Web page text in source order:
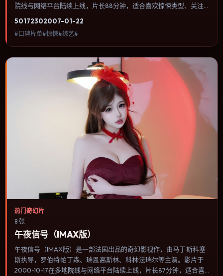
院线与网络平台陆续上线，片长88分钟，适合喜欢惊悚类型、关注
视听语言统一，可作为休闲观影或类型片补片的选择。
50172302007-01-22
#口碑片单#惊悚#综艺#
热门奇幻片
8 张
午夜信号（IMAX版）
午夜信号（IMAX版）是一部法国出品的奇幻影视作，由马丁·斯科塞
斯执导，罗伯特·帕丁森、瑞恩·高斯林、科林·法瑞尔等主演。影片于
2000-10-17在多地院线与网络平台陆续上线，片长87分钟，适合喜